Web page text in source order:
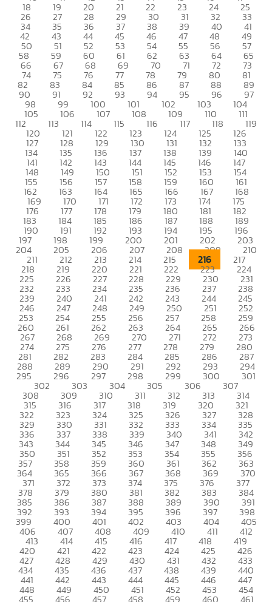
18 19 20 21 22 23 24 25
26 27 28 29 30 31 32 33
34 35 36 37 38 39 40 41
42 43 44 45 46 47 48 49
50 51 52 53 54 55 56 57
58 59 60 61 62 63 64 65
66 67 68 69 70 71 72 73
74 75 76 77 78 79 80 81
82 83 84 85 86 87 88 89
90 91 92 93 94 95 96 97
98 99 100 101 102 103 104
105 106 107 108 109 110 111
112 113 114 115 116 117 118 119
120 121 122 123 124 125 126
127 128 129 130 131 132 133
134 135 136 137 138 139 140
141 142 143 144 145 146 147
148 149 150 151 152 153 154
155 156 157 158 159 160 161
162 163 164 165 166 167 168
169 170 171 172 173 174 175
176 177 178 179 180 181 182
183 184 185 186 187 188 189
190 191 192 193 194 195 196
197 198 199 200 201 202 203
204 205 206 207 208 209 210
211 212 213 214 215 216 217
218 219 220 221 222 223 224
225 226 227 228 229 230 231
232 233 234 235 236 237 238
239 240 241 242 243 244 245
246 247 248 249 250 251 252
253 254 255 256 257 258 259
260 261 262 263 264 265 266
267 268 269 270 271 272 273
274 275 276 277 278 279 280
281 282 283 284 285 286 287
288 289 290 291 292 293 294
295 296 297 298 299 300 301
302 303 304 305 306 307
308 309 310 311 312 313 314
315 316 317 318 319 320 321
322 323 324 325 326 327 328
329 330 331 332 333 334 335
336 337 338 339 340 341 342
343 344 345 346 347 348 349
350 351 352 353 354 355 356
357 358 359 360 361 362 363
364 365 366 367 368 369 370
371 372 373 374 375 376 377
378 379 380 381 382 383 384
385 386 387 388 389 390 391
392 393 394 395 396 397 398
399 400 401 402 403 404 405
406 407 408 409 410 411 412
413 414 415 416 417 418 419
420 421 422 423 424 425 426
427 428 429 430 431 432 433
434 435 436 437 438 439 440
441 442 443 444 445 446 447
448 449 450 451 452 453 454
455 456 457 458 459 460 461